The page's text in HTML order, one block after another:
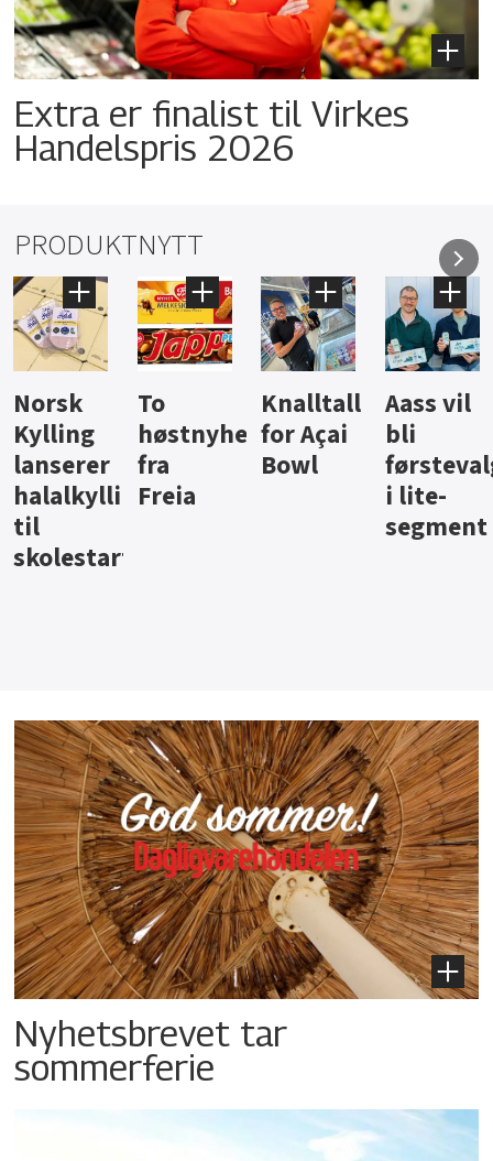
Extra er finalist til Virkes
Handelspris 2026
PRODUKTNYTT
Knalltall
for Açai
Bowl
Aass vil
bli
førstevalg
i lite-
Brus og
jus fra
Berentsen
Hard
iste fra
Hansa
Nyhetsbrevet tar
sommerferie